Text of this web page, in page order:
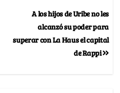
A los hijos de Uribe no les
alcanzó su poder para
superar con La Haus el capital
de Rappi